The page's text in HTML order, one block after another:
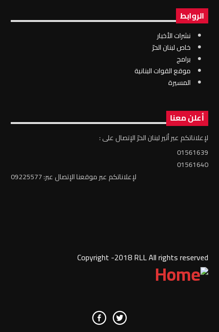
الروابط
نشرات الأخبار
خاص لبنان الحرّ
برامج
موقع القوات البنانية
المسيرة
أعلن معنا
لإعلاناتكم عبر أثير لبنان الحرّ الإتصال على :
01561639
01561640
لإعلاناتكم عبر موقعنا الإتصال عبر: 09225577
Copyright -2018 RLL All rights reserved